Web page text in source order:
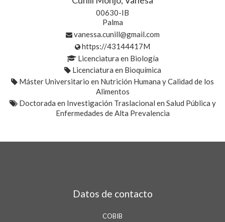
00630-IB
Palma
vanessa.cunill@gmail.com
https://43144417M
Licenciatura en Biología
Licenciatura en Bioquímica
Máster Universitario en Nutrición Humana y Calidad de los
Alimentos
Doctorada en Investigación Traslacional en Salud Pública y
Enfermedades de Alta Prevalencia
Datos de contacto
COBIB